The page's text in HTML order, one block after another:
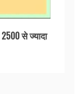
से ज्यादा